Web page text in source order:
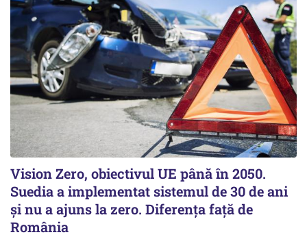
Vision Zero, obiectivul UE până în 2050.
Suedia a implementat sistemul de 30 de ani
şi nu a ajuns la zero. Diferenţa faţă de
România